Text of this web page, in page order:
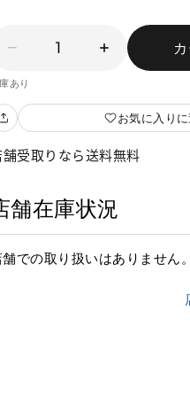
1
あり
お気に入り
舗受取りなら送料無料
舗在庫状況
での取り扱いはありません。